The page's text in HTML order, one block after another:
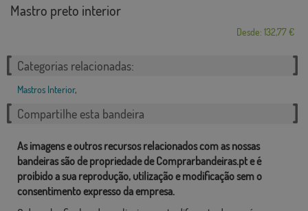
Mastro preto interior
Desde: 132,77 €
Categorias relacionadas:
Mastros Interior,
Compartilhe esta bandeira
As imagens e outros recursos relacionados com as nossas
bandeiras são de propriedade de Comprarbandeiras.pt e é
proibido a sua reprodução, utilização e modificação sem o
consentimento expresso da empresa.